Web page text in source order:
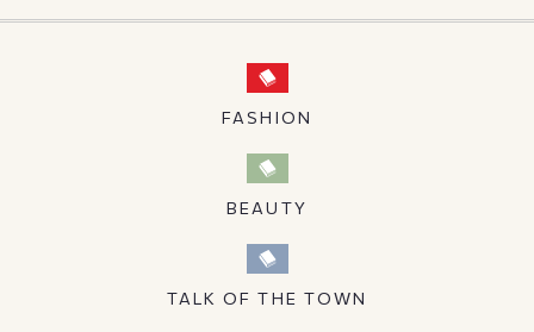
FASHION
BEAUTY
TALK OF THE TOWN